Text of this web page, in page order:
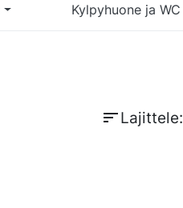
Kylpyhuone ja WC
sortLajittele: